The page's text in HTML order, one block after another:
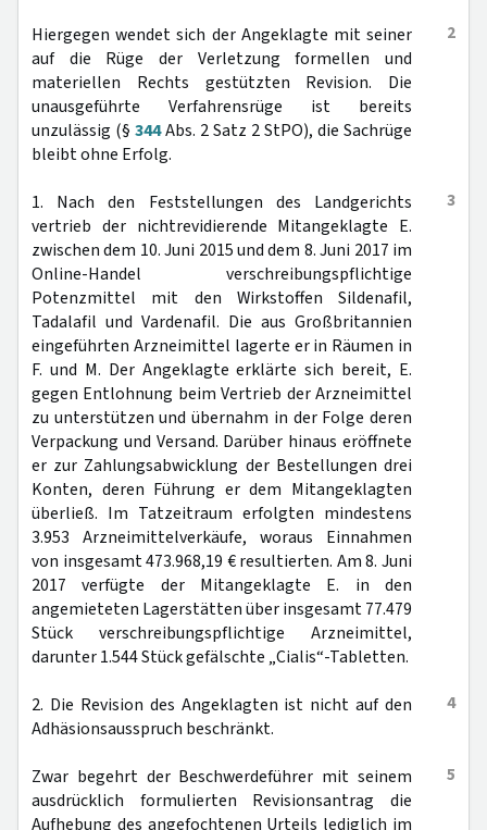
2
Hiergegen wendet sich der Angeklagte mit seiner
auf die Rüge der Verletzung formellen und
materiellen Rechts gestützten Revision. Die
unausgeführte Verfahrensrüge ist bereits
unzulässig (§ 344Abs. 2 Satz 2 StPO), die Sachrüge
bleibt ohne Erfolg.
3
1. Nach den Feststellungen des Landgerichts
vertrieb der nichtrevidierende Mitangeklagte E.
zwischen dem 10. Juni 2015 und dem 8. Juni 2017 im
Online-Handel verschreibungspflichtige
Potenzmittel mit den Wirkstoffen Sildenafil,
Tadalafil und Vardenafil. Die aus Großbritannien
eingeführten Arzneimittel lagerte er in Räumen in
F. und M. Der Angeklagte erklärte sich bereit, E.
gegen Entlohnung beim Vertrieb der Arzneimittel
zu unterstützen und übernahm in der Folge deren
Verpackung und Versand. Darüber hinaus eröffnete
er zur Zahlungsabwicklung der Bestellungen drei
Konten, deren Führung er dem Mitangeklagten
überließ. Im Tatzeitraum erfolgten mindestens
3.953 Arzneimittelverkäufe, woraus Einnahmen
von insgesamt 473.968,19 € resultierten. Am 8. Juni
2017 verfügte der Mitangeklagte E. in den
angemieteten Lagerstätten über insgesamt 77.479
Stück verschreibungspflichtige Arzneimittel,
darunter 1.544 Stück gefälschte „Cialis“-Tabletten.
4
2. Die Revision des Angeklagten ist nicht auf den
Adhäsionsausspruch beschränkt.
5
Zwar begehrt der Beschwerdeführer mit seinem
ausdrücklich formulierten Revisionsantrag die
Aufhebung des angefochtenen Urteils lediglich im